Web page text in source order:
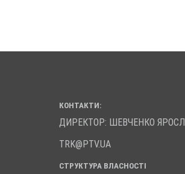
КОНТАКТИ:
ДИРЕКТОР: ШЕВЧЕНКО
TRK@PTV.UA
СТРУКТУРА ВЛАСНОСТІ